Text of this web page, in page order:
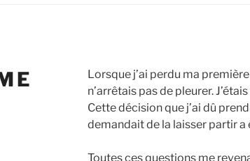
Lorsque j’ai perdu ma
n’arrêtais pas de pleurer.
Cette décision que j’ai dû
demandait de la laisser partir
Toutes ces questions me